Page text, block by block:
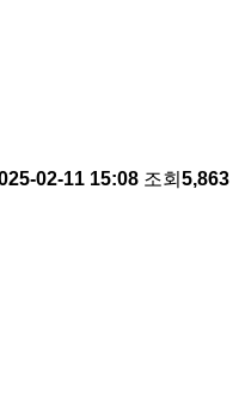
02-11 15:08 조회 5,863